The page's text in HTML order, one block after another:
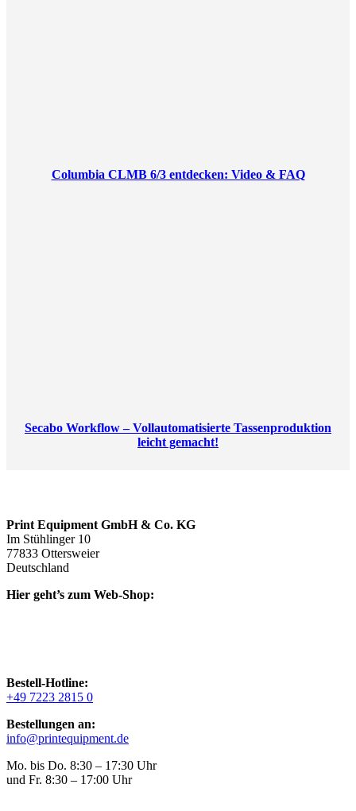
Columbia CLMB 6/3 entdecken: Video & FAQ
Secabo Workflow – Vollautomatisierte Tassenproduktion
leicht gemacht!
Print Equipment GmbH & Co. KG
Im Stühlinger 10
77833 Ottersweier
Deutschland
Hier geht’s zum Web-Shop:
Bestell-Hotline:
+49 7223 2815 0
Bestellungen an:
info@printequipment.de
Mo. bis Do. 8:30 – 17:30 Uhr
und Fr. 8:30 – 17:00 Uhr